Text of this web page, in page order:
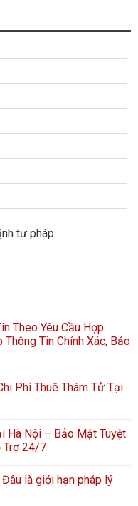
tư pháp
Theo Yêu Cầu Hợp
Tin Chính Xác, Bảo
Phí Thuê Thám Tử Tại
Hà Nội – Bảo Mật Tuyệt
Trợ 24/7
là giới hạn pháp lý